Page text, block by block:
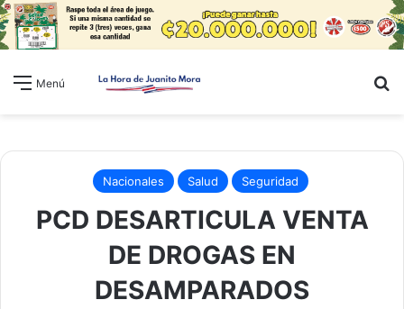
Menú
Nacionales Salud Seguridad
PCD DESARTICULA VENTA
DE DROGAS EN
DESAMPARADOS